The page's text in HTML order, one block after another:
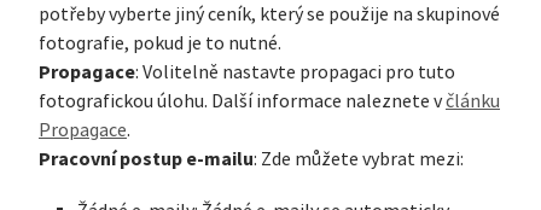
potřeby vyberte jiný ceník, který se použije na skupinové
fotografie, pokud je to nutné.
Propagace: Volitelně nastavte propagaci pro tuto
fotografickou úlohu. Další informace naleznete včlánku
Propagace.
Pracovní postup e-mailu: Zde můžete vybrat mezi: